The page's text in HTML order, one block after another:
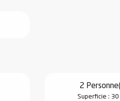
2
Superficie : 30